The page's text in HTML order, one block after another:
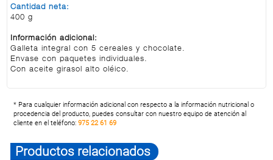
Cantidad neta:
400 g
Información adicional:
Galleta integral con 5 cereales y chocolate.
Envase con paquetes individuales.
Con aceite girasol alto oléico.
* Para cualquier información adicional con respecto a la información nutricional o
procedencia del producto, puedes consultar con nuestro equipo de atención al
cliente en el teléfono:975 22 61 69
Productos relacionados